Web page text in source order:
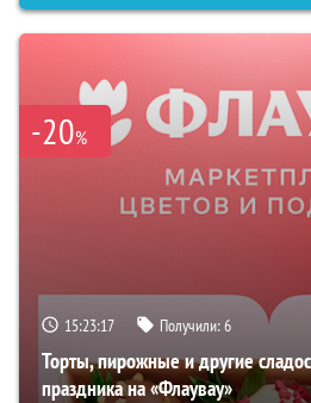
-20%
15:23:16 Получили:6
Торты, пирожные и другие
праздника на «Флаувау»